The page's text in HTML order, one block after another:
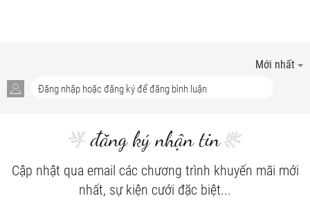
Mới nhất
đăng ký nhận tin
Cập nhật qua email các chương trình khuyến mãi mới
nhất, sự kiện cưới đặc biệt...